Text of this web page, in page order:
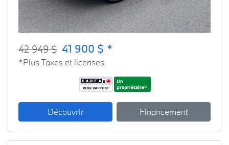
42 949 $ 41 900 $ *
*Plus Taxes et licenses
Découvrir Financement